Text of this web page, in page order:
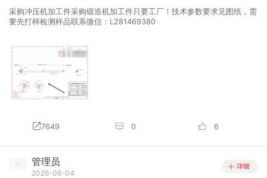
采购冲压机加工件采购锻造机加工件只要工厂！技术参数要求见图纸，需
要先打样检测样品联系微信：L281469380
7649 0 6
管理员
2026-06-04
详细